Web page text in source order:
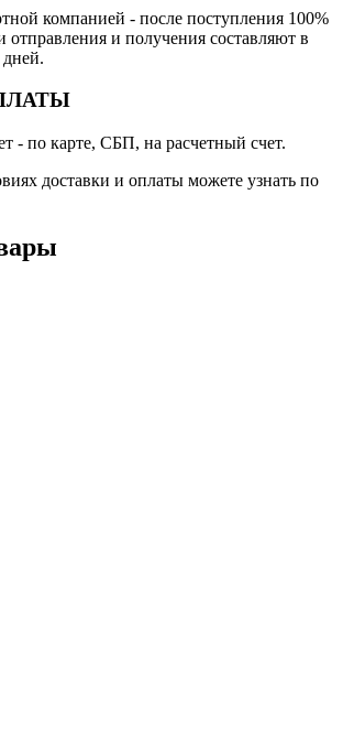
компанией - после поступления 100%
и получения составляют в
- по карте, СБП, на расчетный счет.
доставки и оплаты можете узнать по